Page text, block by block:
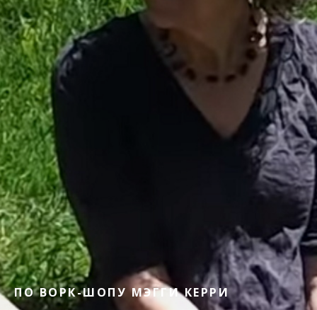
ПО ВОРК-ШОПУ МЭГГИ КЕРРИ